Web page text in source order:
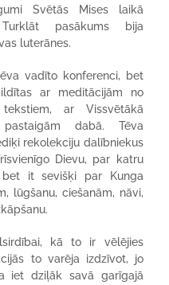
Svētās Mises laikā
pasākums bija
luterānes.
vadīto konferenci, bet
ar meditācijām no
ar Vissvētākā
dabā. Tēva
rekolekciju dalībniekus
Dievu, par katru
bet it sevišķi par Kunga
lūgšanu, ciešanām, nāvi,
kā to ir vēlējies
to varēja izdzīvot, jo
iet dziļāk savā garīgajā